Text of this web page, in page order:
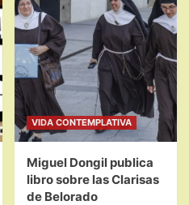
VIDA CONTEMPLATIVA
Miguel Dongil publica
libro sobre las Clarisas
de Belorado